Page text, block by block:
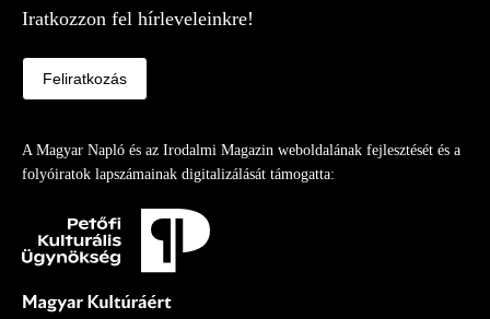
Iratkozzon fel hírleveleinkre!
Feliratkozás
A Magyar Napló és az Irodalmi Magazin weboldalának fejlesztését és a
folyóiratok lapszámainak digitalizálását támogatta: